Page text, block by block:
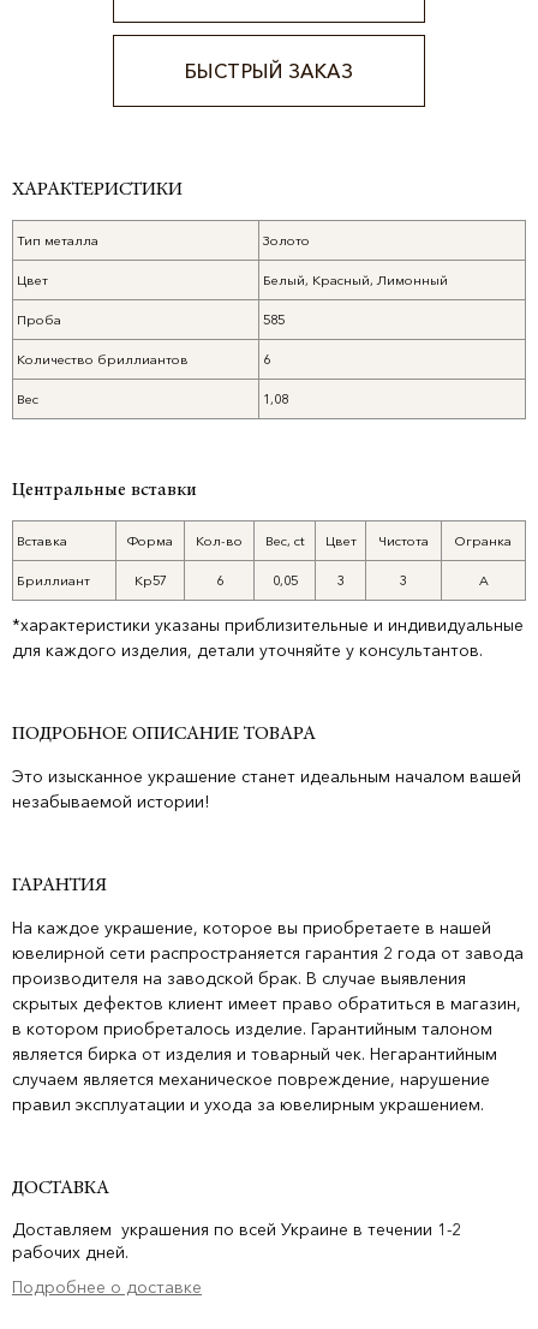
БЫСТРЫЙ ЗАКАЗ
ХАРАКТЕРИСТИКИ
Тип металла Золото
Цвет Белый, Красный, Лимонный
Проба 585
Количество бриллиантов 6
Вес 1,08
Центральные вставки
Вставка Форма Кол-во Вес, ct Цвет Чистота Огранка
Бриллиант Кр57 6 0,05 3 3 А
*характеристики указаны приблизительные и индивидуальные
для каждого изделия, детали уточняйте у консультантов.
ПОДРОБНОЕ ОПИСАНИЕ ТОВАРА
Это изысканное украшение станет идеальным началом вашей
незабываемой истории!
ГАРАНТИЯ
На каждое украшение, которое вы приобретаете в нашей
ювелирной сети распространяется гарантия 2 года от завода
производителя на заводской брак. В случае выявления
скрытых дефектов клиент имеет право обратиться в магазин,
в котором приобреталось изделие. Гарантийным талоном
является бирка от изделия и товарный чек. Негарантийным
случаем является механическое повреждение, нарушение
правил эксплуатации и ухода за ювелирным украшением.
ДОСТАВКА
Доставляем украшения по всей Украине в течении 1-2
рабочих дней.
Подробнее о доставке